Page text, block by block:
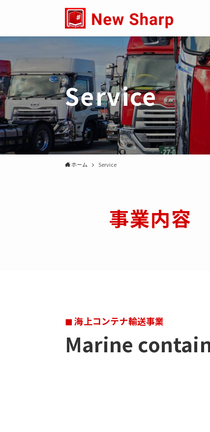
Service
ホーム Service
事業内容
◼︎ 海上コンテナ輸送事業
Marine